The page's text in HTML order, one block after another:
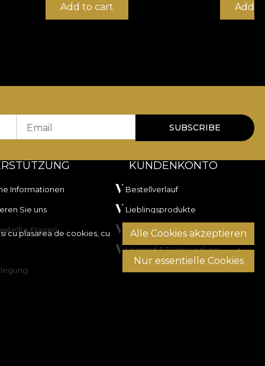
Add to cart Add
si cu plasarea de cookies, cu
Alle Cookies akzeptieren
Nur essentielle Cookies
Email SUBSCRIBE
Informationen
Sie uns
Fragen
KUNDENKONTO
Bestellverlauf
Lieblingsprodukte
Zahlungsmethoden
Versand & Rücksendung